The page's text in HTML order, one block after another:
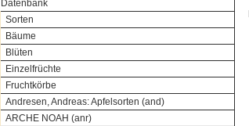
Datenbank
Sorten
Bäume
Blüten
Einzelfrüchte
Fruchtkörbe
Andresen, Andreas: Apfelsorten (and)
ARCHE NOAH (anr)